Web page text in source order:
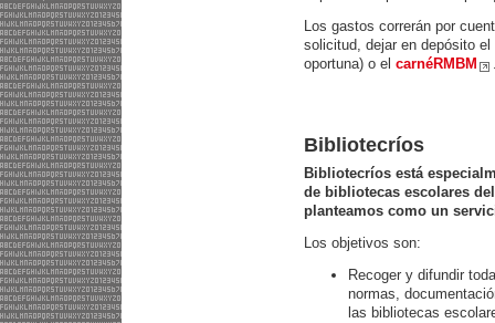
Los gastos correrán por
solicitud, dejar en depósito
oportuna) o el carnéRMBM
Bibliotecríos
Bibliotecríos está
de bibliotecas escolares
planteamos como un
Los objetivos son:
Recoger y difundir
normas,
las bibliotecas